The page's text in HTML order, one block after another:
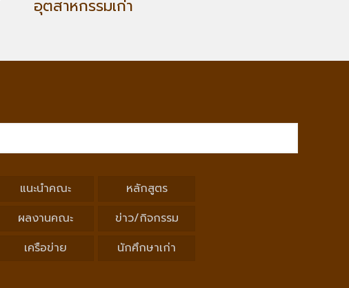
อุตสาหกรรมเก่า
แนะนำคณะ
หลักสูตร
ผลงานคณะ
ข่าว/กิจกรรม
เครือข่าย
นักศึกษาเก่า